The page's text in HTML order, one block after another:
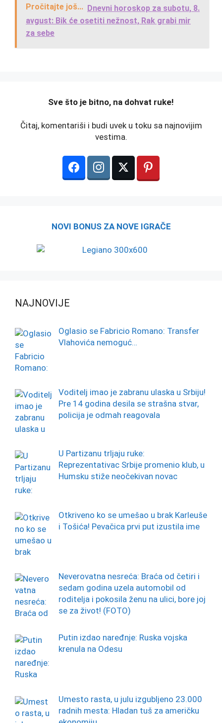
Pročitajte još... Dnevni horoskop za subotu, 8.
avgust: Bik će osetiti nežnost, Rak grabi mir
za sebe
️Sve što je bitno, na dohvat ruke!
Čitaj, komentariši i budi uvek u toku sa najnovijim
vestima.
NOVI BONUS ZA NOVE IGRAČE
NAJNOVIJE
Oglasio se Fabricio Romano: Transfer
Vlahovića nemoguć…
Voditelj imao je zabranu ulaska u Srbiju!
Pre 14 godina desila se strašna stvar,
policija je odmah reagovala
U Partizanu trljaju ruke:
Reprezentativac Srbije promenio klub, u
Humsku stiže neočekivan novac
Otkriveno ko se umešao u brak Karleuše
i Tošića! Pevačica prvi put izustila ime
Neverovatna nesreća: Braća od četiri i
sedam godina uzela automobil od
roditelja i pokosila ženu na ulici, bore joj
se za život! (FOTO)
Putin izdao naređnje: Ruska vojska
krenula na Odesu
Umesto rasta, u julu izgubljeno 23.000
radnih mesta: Hladan tuš za američku